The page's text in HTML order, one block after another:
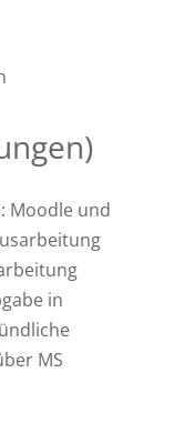
Moodle und
in
MS